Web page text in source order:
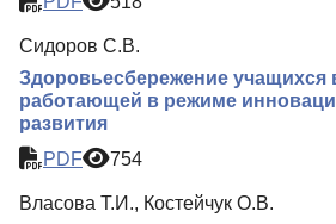
Сидоров С.В.
Здоровьесбережение учащихся
работающей в режиме
развития
PDF
754
Власова Т.И., Костейчук О.В.